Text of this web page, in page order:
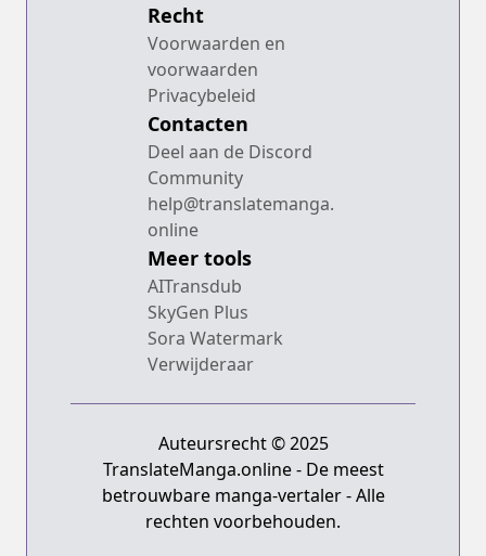
Recht
Voorwaarden en
voorwaarden
Privacybeleid
Contacten
Deel aan de Discord
Community
help@translatemanga.
online
Meer tools
AITransdub
SkyGen Plus
Sora Watermark
Verwijderaar
Auteursrecht © 2025
TranslateManga.online - De meest
betrouwbare manga-vertaler - Alle
rechten voorbehouden.